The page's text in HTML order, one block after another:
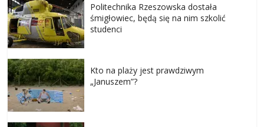
Politechnika Rzeszowska dostała
śmigłowiec, będą się na nim szkolić
studenci
Kto na plaży jest prawdziwym
„Januszem”?